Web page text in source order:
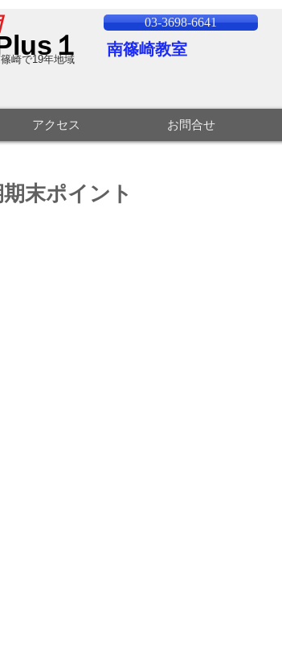
１ 南篠崎教室
03-3698-6641
崎で19年地域
アクセス お問合せ
末ポイント